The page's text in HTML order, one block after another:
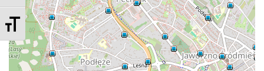
Zmień rozmiar czcionek
O Spółce
Uwagi i wnioski
Ochrona danych osobowych